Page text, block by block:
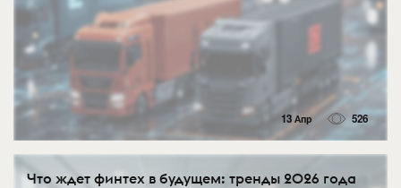
13 Апр 526
Что ждет финтех в будущем: тренды 2026 года